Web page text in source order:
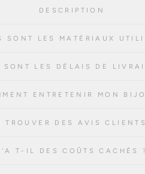
DESCRIPTION
SONT LES MATÉRIAUX
SONT LES DÉLAIS DE
ENTRETENIR MON
TROUVER DES AVIS
T-IL DES COÛTS CACHÉS ?